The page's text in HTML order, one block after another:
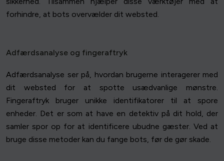
forhindre, at bots overvælder dit websted.
Adfærdsanalyse og fingeraftryk
Adfærdsanalyse ser på, hvordan brugerne interagerer med
dit websted for at spotte usædvanlige mønstre.
Fingeraftryk bruger unikke identifikatorer til at spore
enheder. Det er som at have en detektiv på dit hold, der
samler spor op for at identificere ubudne gæster. Ved at
bruge disse metoder kan du fange bots, før de gør skade.